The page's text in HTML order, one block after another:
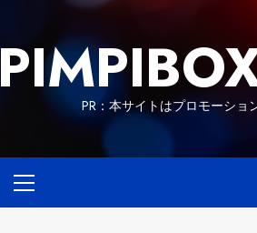
content
PR：本サイトはプロモーショ
Menu